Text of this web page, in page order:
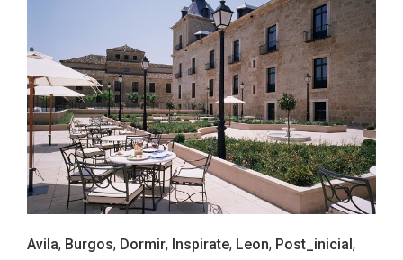
Avila, Burgos, Dormir, Inspirate, Leon, Post_inicial,
ACCEDER
Ultimas entradas